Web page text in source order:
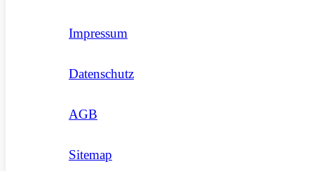
Impressum
Datenschutz
AGB
Sitemap